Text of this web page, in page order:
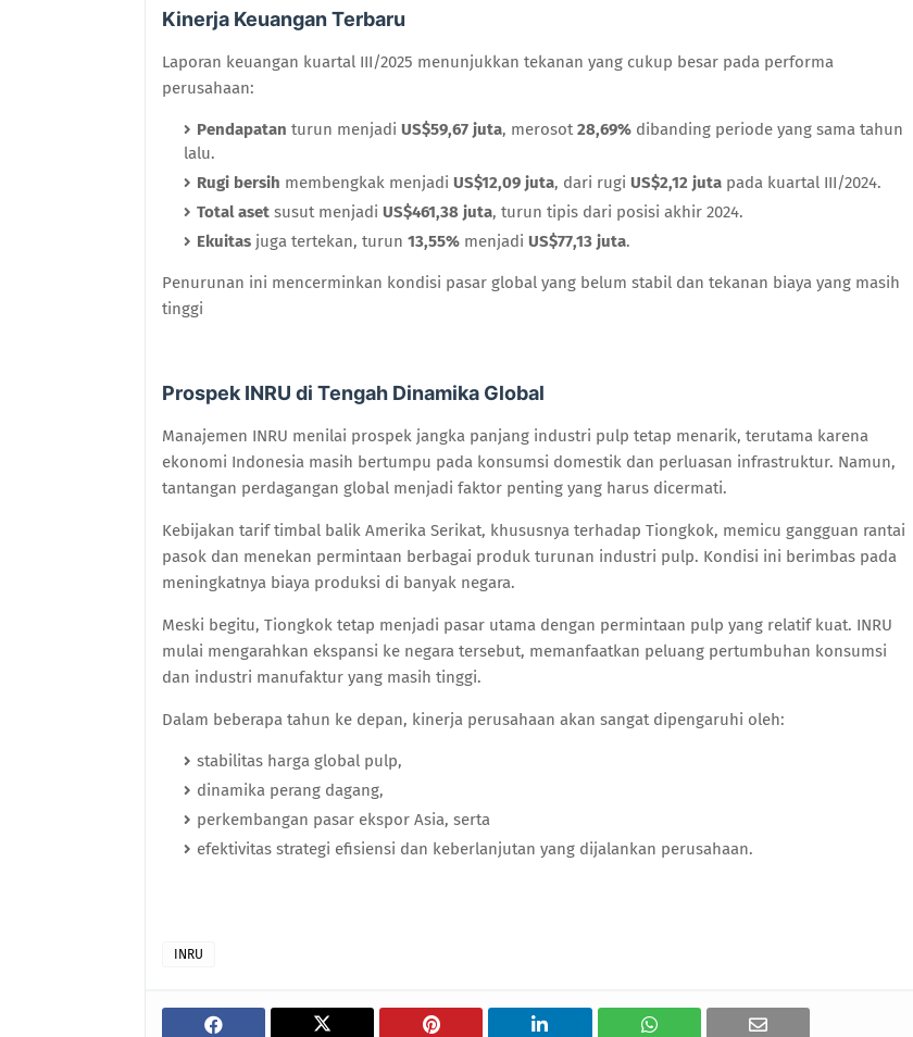
Kinerja Keuangan Terbaru
Laporan keuangan kuartal III/2025 menunjukkan tekanan yang cukup besar pada performa
perusahaan:
Pendapatan turun menjadi US$59,67 juta, merosot28,69% dibanding periode yang sama tahun
lalu.
Rugi bersih membengkak menjadi US$12,09 juta, dari rugi US$2,12 juta pada kuartal III/2024.
Total aset susut menjadi US$461,38 juta, turun tipis dari posisi akhir 2024.
Ekuitas juga tertekan, turun 13,55% menjadi US$77,13 juta.
Penurunan ini mencerminkan kondisi pasar global yang belum stabil dan tekanan biaya yang masih
tinggi
Prospek INRU di Tengah Dinamika Global
Manajemen INRU menilai prospek jangka panjang industri pulp tetap menarik, terutama karena
ekonomi Indonesia masih bertumpu pada konsumsi domestik dan perluasan infrastruktur. Namun,
tantangan perdagangan global menjadi faktor penting yang harus dicermati.
Kebijakan tarif timbal balik Amerika Serikat, khususnya terhadap Tiongkok, memicu gangguan rantai
pasok dan menekan permintaan berbagai produk turunan industri pulp. Kondisi ini berimbas pada
meningkatnya biaya produksi di banyak negara.
Meski begitu, Tiongkok tetap menjadi pasar utama dengan permintaan pulp yang relatif kuat. INRU
mulai mengarahkan ekspansi ke negara tersebut, memanfaatkan peluang pertumbuhan konsumsi
dan industri manufaktur yang masih tinggi.
Dalam beberapa tahun ke depan, kinerja perusahaan akan sangat dipengaruhi oleh:
stabilitas harga global pulp,
dinamika perang dagang,
perkembangan pasar ekspor Asia, serta
efektivitas strategi efisiensi dan keberlanjutan yang dijalankan perusahaan.
INRU